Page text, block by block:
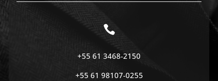

+55 61 3468-2150
+55 61 98107-0255